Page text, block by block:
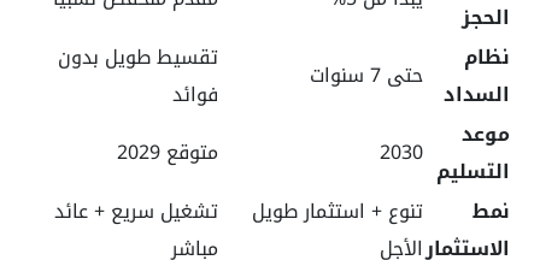
الحجز
نظام
السداد
حتى 7 سنوات
تقسيط طويل بدون
فوائد
موعد
التسليم
2030
متوقع 2029
نمط
الاستثمار
تنوع + استثمار طويل
الأجل
تشغيل سريع + عائد
مباشر